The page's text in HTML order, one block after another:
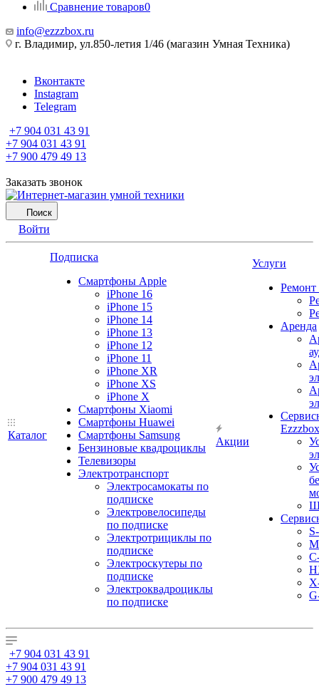
Сравнение товаров0
info@ezzzbox.ru
г. Владимир, ул.850-летия 1/46 (магазин Умная Техника)
Вконтакте
Instagram
Telegram
+7 904 031 43 91
+7 904 031 43 91
+7 900 479 49 13
Заказать звонок
Поиск
Войти
Каталог
Подписка
Смартфоны Apple
iPhone 16
iPhone 15
iPhone 14
iPhone 13
iPhone 12
iPhone 11
iPhone XR
iPhone XS
iPhone X
Смартфоны Xiaomi
Смартфоны Huawei
Смартфоны Samsung
Бензиновые квадроциклы
Телевизоры
Электротранспорт
Электросамокаты по
подписке
Электровелосипеды
по подписке
Электротрициклы по
подписке
Электроскутеры по
подписке
Электроквадроциклы
по подписке
Акции
Услуги
Ремонт
Аренда
Ezzzbox
+7 904 031 43 91
+7 904 031 43 91
+7 900 479 49 13